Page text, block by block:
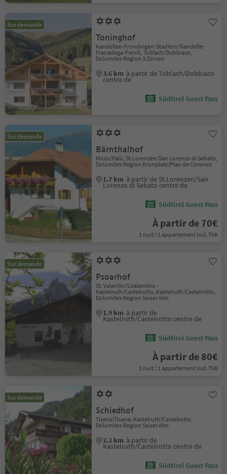
Sur demande
Toninghof
Kandellen-Frondeigen-Stadlern/Gandelle-
Franadega-Fienili, Toblach/Dobbiaco,
Dolomites Region 3 Zinnen
3.6 km à partir de Toblach/Dobbiaco
centre de
Südtirol Guest Pass
Sur demande
Bärnthalhof
Moos/Palù, St.Lorenzen/San Lorenzo di Sebato,
Dolomites Region Kronplatz/Plan de Corones
1.7 km à partir de St.Lorenzen/San
Lorenzo di Sebato centre de
Südtirol Guest Pass
À partir de 70€
1 nuit / 1 appartement incl. TVA
Sur demande
Psoarhof
St. Valentin/S.Valentino -
Kastelruth/Castelrotto, Kastelruth/Castelrotto,
Dolomites Region Seiser Alm
1.9 km à partir de
Kastelruth/Castelrotto centre de
Südtirol Guest Pass
À partir de 80€
1 nuit / 1 appartement incl. TVA
Sur demande
Schiedhof
Tisens/Tisana, Kastelruth/Castelrotto,
Dolomites Region Seiser Alm
2.2 km à partir de
Kastelruth/Castelrotto centre de
Südtirol Guest Pass